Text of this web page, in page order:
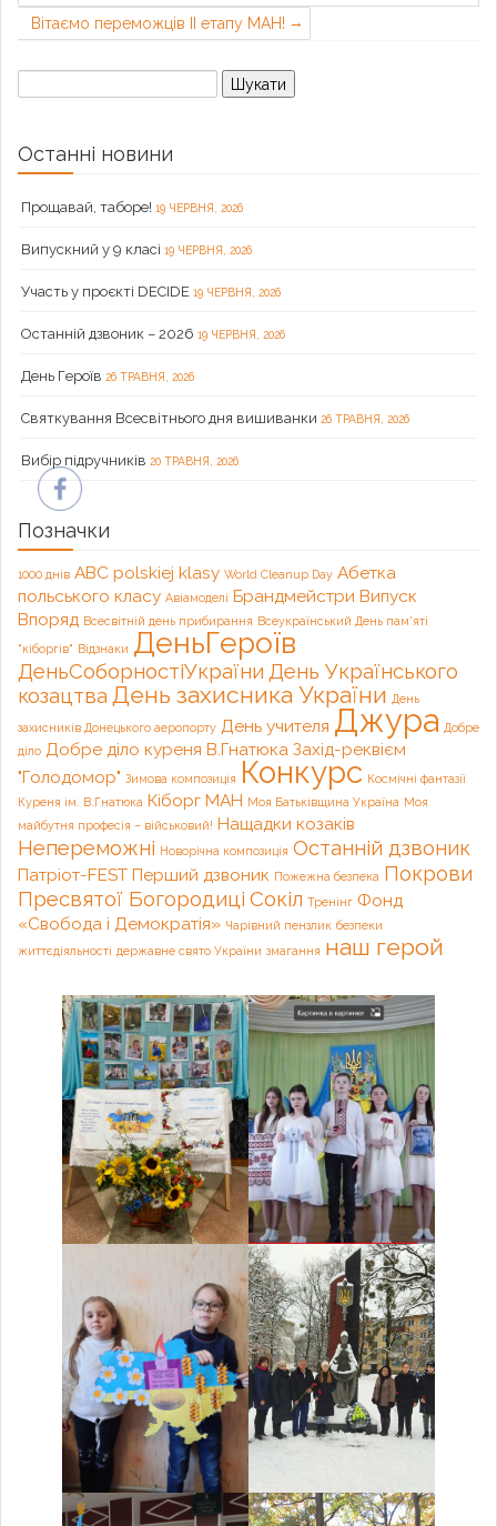
Вітаємо переможців ІІ етапу МАН!
Пошук:
Останні новини
Прощавай, таборе! 19 ЧЕРВНЯ, 2026
Випускний у 9 класі 19 ЧЕРВНЯ, 2026
Участь у проєкті DECIDE 19 ЧЕРВНЯ, 2026
Останній дзвоник – 2026 19 ЧЕРВНЯ, 2026
День Героїв 26 ТРАВНЯ, 2026
Святкування Всесвітнього дня вишиванки 26 ТРАВНЯ, 2026
Вибір підручників 20 ТРАВНЯ, 2026
Позначки
1000 днів ABC polskiej klasy World Cleanup Day Абетка
польського класу Авіамоделі Брандмейстри Випуск
Впоряд Всесвітній день прибирання Всеукраїнський День пам'яті
"кіборгів" Відзнаки ДеньГероїв
ДеньСоборностіУкраїни День Українського
козацтва День захисника України День
захисників Донецького аеропорту День учителя Джура Добре
діло Добре діло куреня В.Гнатюка Захід-реквієм
"Голодомор" Зимова композиція Конкурс Космічні фантазії
Куреня ім. В.Гнатюка Кіборг МАН Моя Батьківщина Україна Моя
майбутня професія – військовий! Нащадки козаків
Непереможні Новорічна композиція Останній дзвоник
Патріот-FEST Перший дзвоник Пожежна безпека Покрови
Пресвятої Богородиці Сокіл Тренінг Фонд
«Свобода і Демократія» Чарівний пензлик безпеки
життєдіяльності державне свято України змагання наш герой